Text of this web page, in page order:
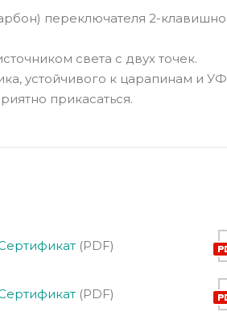
переключателя 2-
света с двух точек.
устойчивого к царапинам и
прикасаться.
(PDF)
(PDF)